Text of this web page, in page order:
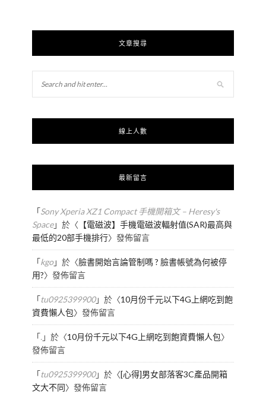
文章搜尋
線上人數
最新留言
「Sony Xperia XZ1 Compact 手機開箱文 – Heresy's
Space」於〈 【電磁波】手機電磁波輻射值(SAR)最高與
最低的20部手機排行〉發佈留言
「kgo」於〈臉書開始言論管制嗎 ? 臉書帳號為何被停
用?〉發佈留言
「tu0925399900」於〈10月份千元以下4G上網吃到飽
資費懶人包〉發佈留言
「.」於〈10月份千元以下4G上網吃到飽資費懶人包〉
發佈留言
「tu0925399900」於〈[心得]男女部落客3C產品開箱
文大不同〉發佈留言